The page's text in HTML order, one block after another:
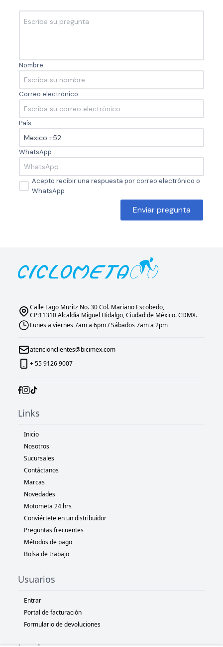
Nombre
Correo electrónico
País
WhatsApp
Acepto recibir una respuesta por correo electrónico o
WhatsApp
Enviar pregunta
Calle Lago Müritz No. 30 Col. Mariano Escobedo,
CP:11310 Alcaldía Miguel Hidalgo, Ciudad de México. CDMX.
Lunes a viernes 7am a 6pm / Sábados 7am a 2pm
atencionclientes@bicimex.com
+ 55 9126 9007
Links
Inicio
Nosotros
Sucursales
Contáctanos
Marcas
Novedades
Motometa 24 hrs
Conviértete en un distribuidor
Preguntas frecuentes
Métodos de pago
Bolsa de trabajo
Usuarios
Entrar
Portal de facturación
Formulario de devoluciones